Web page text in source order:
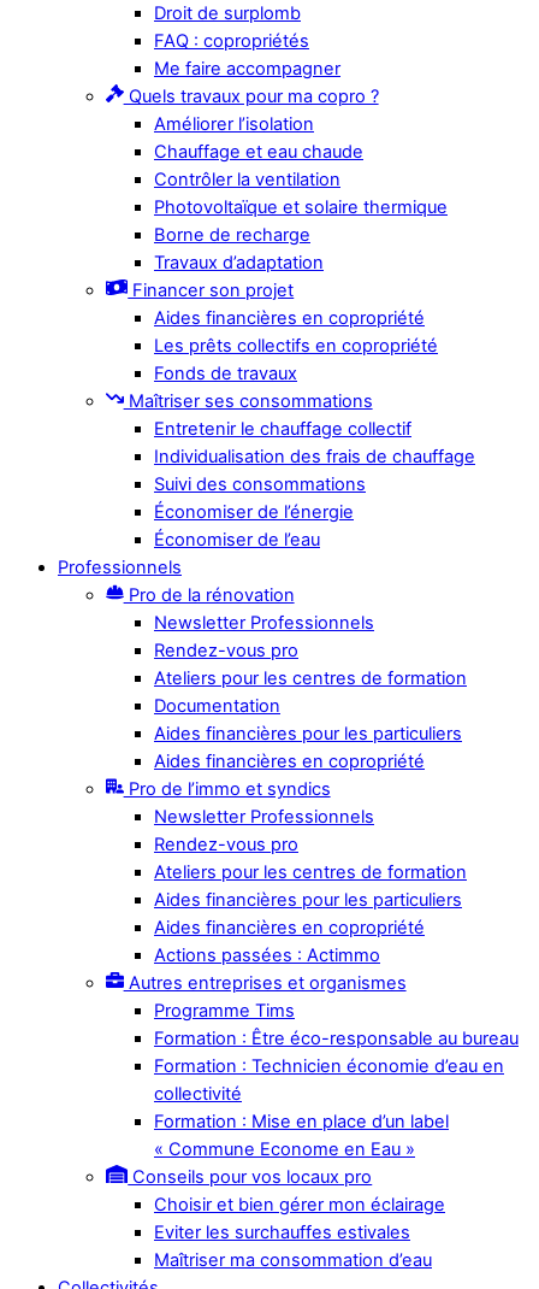
Droit de surplomb
FAQ : copropriétés
Me faire accompagner
Quels travaux pour ma copro ?
Améliorer l’isolation
Chauffage et eau chaude
Contrôler la ventilation
Photovoltaïque et solaire thermique
Borne de recharge
Travaux d’adaptation
Financer son projet
Aides financières en copropriété
Les prêts collectifs en copropriété
Fonds de travaux
Maîtriser ses consommations
Entretenir le chauffage collectif
Individualisation des frais de chauffage
Suivi des consommations
Économiser de l’énergie
Économiser de l’eau
Professionnels
Pro de la rénovation
Newsletter Professionnels
Rendez-vous pro
Ateliers pour les centres de formation
Documentation
Aides financières pour les particuliers
Aides financières en copropriété
Pro de l’immo et syndics
Newsletter Professionnels
Rendez-vous pro
Ateliers pour les centres de formation
Aides financières pour les particuliers
Aides financières en copropriété
Actions passées : Actimmo
Autres entreprises et organismes
Programme Tims
Formation : Être éco-responsable au bureau
Formation : Technicien économie d’eau en
collectivité
Formation : Mise en place d’un label
« Commune Econome en Eau »
Conseils pour vos locaux pro
Choisir et bien gérer mon éclairage
Eviter les surchauffes estivales
Maîtriser ma consommation d’eau